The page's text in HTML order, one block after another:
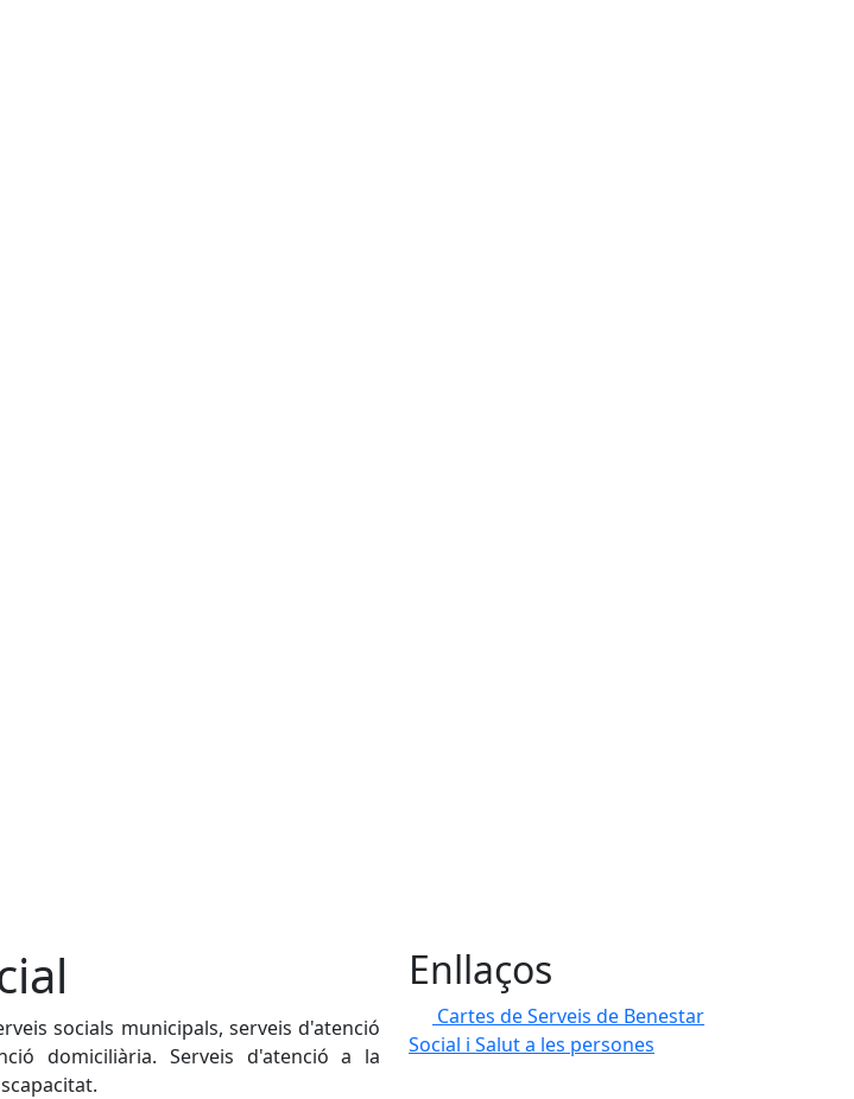
socials municipals, serveis d'atenció
domiciliària. Serveis d'atenció a la
Enllaços
Cartes de Serveis de Benestar
Social i Salut a les persones